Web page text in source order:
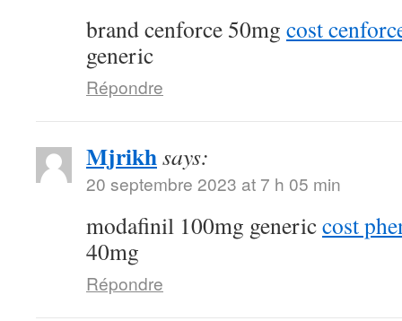
brand cenforce 50mg cost
generic
Répondre
Mjrikhsays:
20 septembre 2023 at 7 h 05 min
modafinil 100mg genericcost
40mg
Répondre